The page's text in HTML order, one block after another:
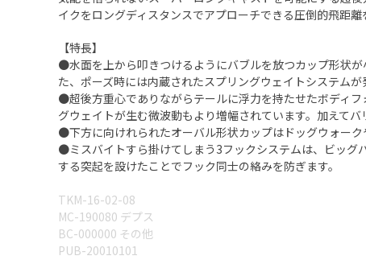
イクをロングディスタンスでアプローチできる圧倒的飛距
【特長】
●水面を上から叩きつけるようにバブルを放つカップ形状
た、ポーズ時には内蔵されたスプリングウェイトシステム
●超後方重心でありながらテールに浮力を持たせたボディ
グウェイトが生む微波動もより増幅されています。加えて
●下方に向けれられたオーバル形状カップはドッグウォー
●ミスバイトすら掛けてしまう3フックシステムは、ビッグ
する突起を設けたことでフック同士の絡みを防ぎます。
TKM-16-02-08
MC-190080 デプス
BC-000000 その他
PUB-20010101